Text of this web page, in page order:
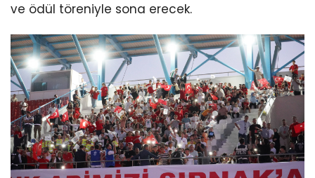
ve ödül töreniyle sona erecek.